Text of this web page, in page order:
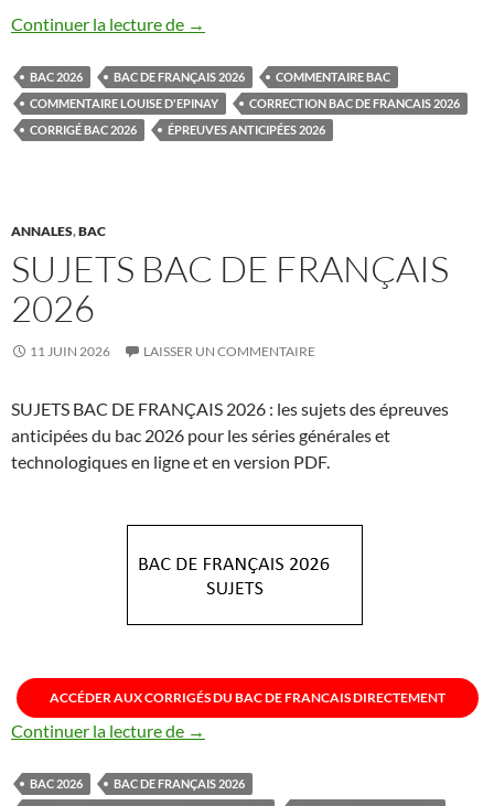
Continuer la lecture de BAC DE FRANÇAIS CORRIGÉS 2026
→
BAC 2026 BAC DE FRANÇAIS 2026
COMMENTAIRE BAC
COMMENTAIRE LOUISE D'EPINAY
CORRECTION BAC DE FRANCAIS 2026
CORRIGÉ BAC 2026
ÉPREUVES ANTICIPÉES 2026
ANNALES,BAC
SUJETS BAC DE FRANÇAIS
2026
11 JUIN 2026 LAISSER UN COMMENTAIRE
SUJETS BAC DE FRANÇAIS 2026 : les sujets des épreuves
anticipées du bac 2026 pour les séries générales et
technologiques en ligne et en version PDF.
ACCÉDER AUX CORRIGÉS DU BAC DE FRANCAIS DIRECTEMENT
Continuer la lecture de SUJETS BAC DE FRANÇAIS 2026
→
BAC 2026
BAC DE FRANÇAIS 2026